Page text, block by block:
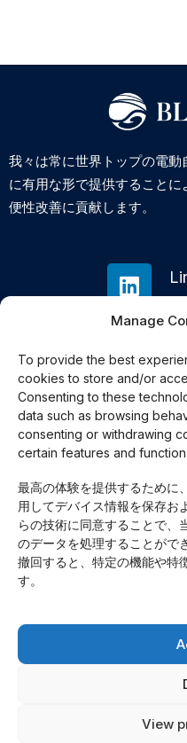
Manage
To provide the best
cookies to store and/or
Consenting to these
data such as browsing
consenting or withdrawing
certain features and
最高の体験を提供するために
用してデバイス情報を保存お
らの技術に同意することで、
のデータを処理することがで
撤回すると、特定の機能や特
す。
View
我々は常に世界トップの電
に有用な形で提供すること
便性改善に貢献します。
採用情報
Cookie Policy (EU)
事業紹介
Access
プライバシーポリシー
Contact
Topics
中国自動車業界情報